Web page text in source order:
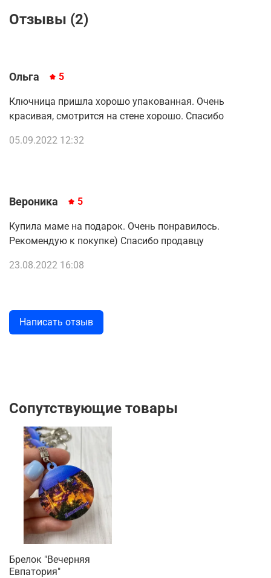
Отзывы (2)
Ольга 5
Ключница пришла хорошо упакованная. Очень
красивая, смотрится на стене хорошо. Спасибо
05.09.2022 12:32
Вероника 5
Купила маме на подарок. Очень понравилось.
Рекомендую к покупке) Спасибо продавцу
23.08.2022 16:08
Написать отзыв
Сопутствующие товары
Брелок "Вечерняя
Евпатория"